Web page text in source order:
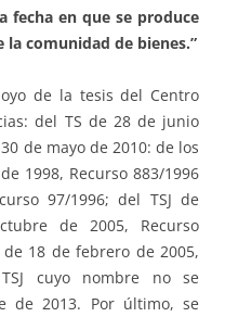
fecha en que se produce
comunidad de bienes.”
de la tesis del Centro
del TS de 28 de junio
de mayo de 2010: de los
1998, Recurso 883/1996
97/1996; del TSJ de
de 2005, Recurso
de 18 de febrero de 2005,
cuyo nombre no se
de 2013. Por último, se